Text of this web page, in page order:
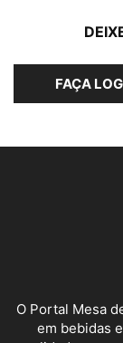
FAÇA
O Portal Mesa
em bebidas